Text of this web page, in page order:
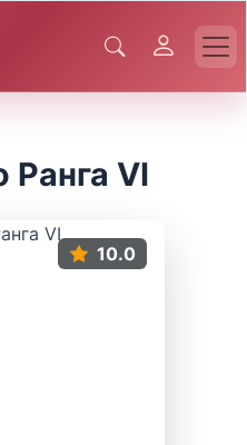
Ранга VI
10.0